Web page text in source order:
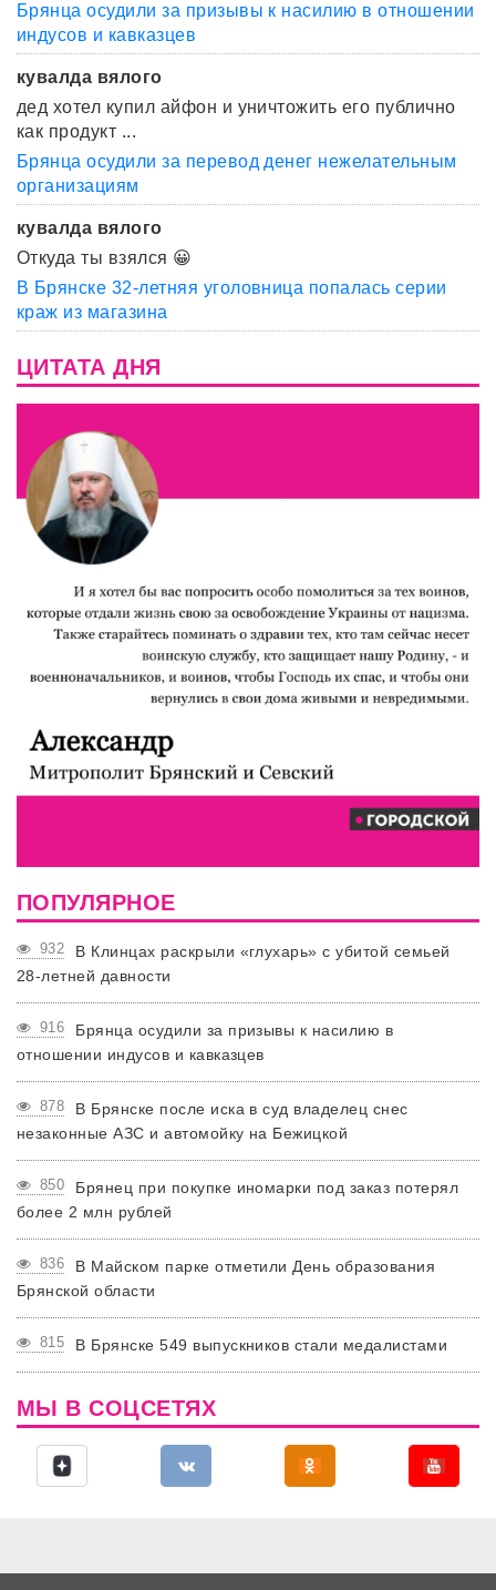
Брянца осудили за призывы к насилию в отношении
индусов и кавказцев
кувалда вялого
дед хотел купил айфон и уничтожить его публично
как продукт ...
Брянца осудили за перевод денег нежелательным
организациям
кувалда вялого
Откуда ты взялся 😀
В Брянске 32-летняя уголовница попалась серии
краж из магазина
ЦИТАТА ДНЯ
ПОПУЛЯРНОЕ
932
В Клинцах раскрыли «глухарь» с убитой семьей
28-летней давности
916
Брянца осудили за призывы к насилию в
отношении индусов и кавказцев
878
В Брянске после иска в суд владелец снес
незаконные АЗС и автомойку на Бежицкой
850
Брянец при покупке иномарки под заказ потерял
более 2 млн рублей
836
В Майском парке отметили День образования
Брянской области
815 В Брянске 549 выпускников стали медалистами
МЫ В СОЦСЕТЯХ